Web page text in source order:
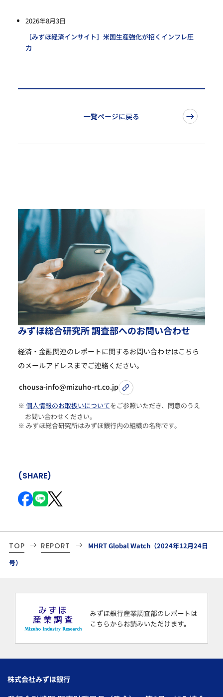
2026年8月3日
［みずほ経済インサイト］米国生産強化が招くインフレ圧
力
一覧ページに戻る
みずほ総合研究所調査部へのお問い合わせ
経済・金融関連のレポートに関するお問い合わせはこちら
のメールアドレスまでご連絡ください。
chousa-info@mizuho-rt.co.jp
※ 個人情報のお取扱いについてをご参照いただき、同意のうえ
お問い合わせください。
※ みずほ総合研究所はみずほ銀行内の組織の名称です。
(SHARE)
TOP REPORT
MHRT Global Watch（2024年12月24日
号）
株式会社みずほ銀行